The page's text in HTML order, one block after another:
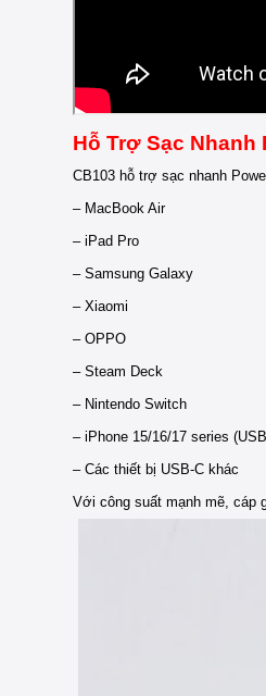
Hỗ Trợ Sạc Nhanh
CB103 hỗ trợ sạc nhanh
– MacBook Air
– iPad Pro
– Samsung Galaxy
– Xiaomi
– OPPO
– Steam Deck
– Nintendo Switch
– iPhone 15/16/17 series
– Các thiết bị USB-C khác
Với công suất mạnh mẽ, cáp